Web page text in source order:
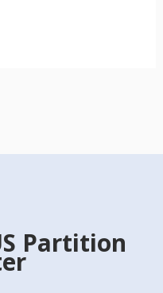
Partition